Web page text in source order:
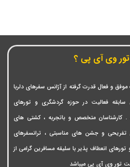
تور وی آی پی ؟
و فعال قدرت گرفته از آژانس سفرهای دلربا
با نزدیک به 11 سال سابقه فعالیت در حوزه گردشگری و تورهای
. کارشناسان متخصص و باتجربه ، کشتی های
تفریحی و جشن های مناسبتی ، ترانسفرهای
انعطاف پذیر با سلیقه مسافرین گرامی از
تور وی آی پی میباشد